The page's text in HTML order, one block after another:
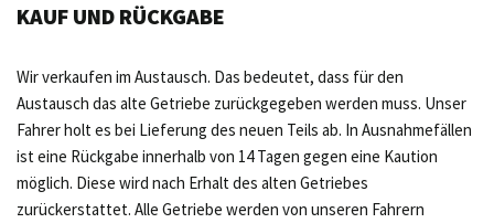
KAUF UND RÜCKGABE
Wir verkaufen im Austausch. Das bedeutet, dass für den
Austausch das alte Getriebe zurückgegeben werden muss. Unser
Fahrer holt es bei Lieferung des neuen Teils ab. In Ausnahmefällen
ist eine Rückgabe innerhalb von 14 Tagen gegen eine Kaution
möglich. Diese wird nach Erhalt des alten Getriebes
zurückerstattet. Alle Getriebe werden von unseren Fahrern